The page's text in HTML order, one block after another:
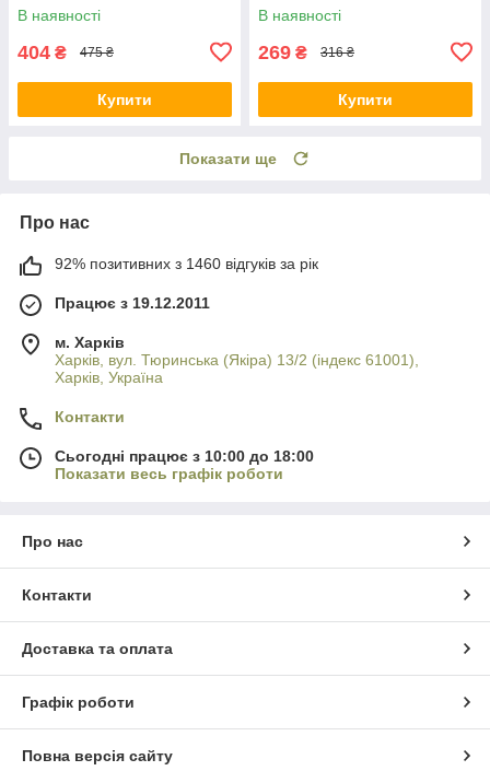
В наявності
404 ₴ 475 ₴
Купити
В наявності
269 ₴ 316 ₴
Купити
Показати ще
Про нас
92% позитивних з 1460 відгуків за рік
Працює з 19.12.2011
м. Харків
Харків, вул. Тюринська (Якіра) 13/2 (індекс 61001),
Харків, Україна
Контакти
Сьогодні працює з 10:00 до 18:00
Показати весь графік роботи
Про нас
Контакти
Доставка та оплата
Графік роботи
Повна версія сайту